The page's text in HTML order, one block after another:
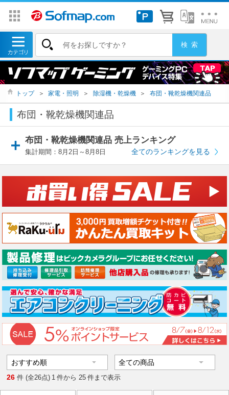
トップ ＞ 家電・照明 ＞ 除湿機・乾燥機 ＞ 布団・靴乾燥機関連品
布団・靴乾燥機関連品
布団・靴乾燥機関連品 売上ランキング
集計期間：8月2日～8月8日 全てのランキングを見る
26 件 (全26点) 1 件から 25 件まで表示